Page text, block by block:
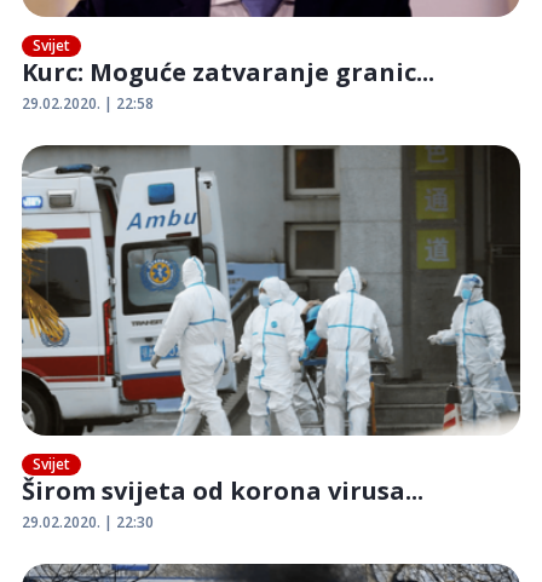
Svijet
Kurc: Moguće zatvaranje granic...
29.02.2020. | 22:58
Svijet
Širom svijeta od korona virusa...
29.02.2020. | 22:30